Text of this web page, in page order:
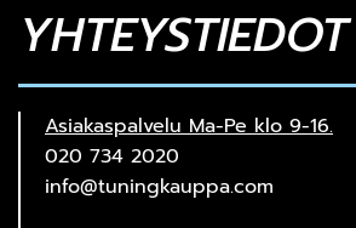
YHTEYSTIEDOT
Asiakaspalvelu Ma-Pe klo 9-16.
020 734 2020
info@tuningkauppa.com